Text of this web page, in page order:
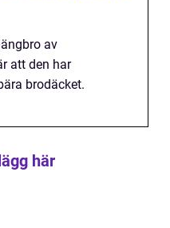
av
att den har
brodäcket.
här